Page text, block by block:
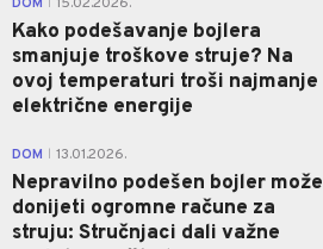
Kako podešavanje bojlera
smanjuje troškove struje? Na
ovoj temperaturi troši najmanje
električne energije
DOM 13.01.2026.
Nepravilno podešen bojler može
donijeti ogromne račune za
struju: Stručnjaci dali važne